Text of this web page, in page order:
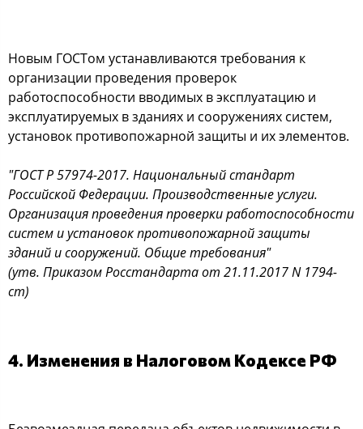
Новым ГОСТом устанавливаются требования к
организации проведения проверок
работоспособности вводимых в эксплуатацию и
эксплуатируемых в зданиях и сооружениях систем,
установок противопожарной защиты и их элементов.
"ГОСТ Р 57974-2017. Национальный стандарт
Российской Федерации. Производственные услуги.
Организация проведения проверки работоспособности
систем и установок противопожарной защиты
зданий и сооружений. Общие требования"
(утв. Приказом Росстандарта от 21.11.2017 N 1794-
ст)
4. Изменения в Налоговом Кодексе РФ